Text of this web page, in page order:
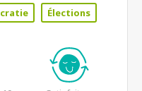
Élections